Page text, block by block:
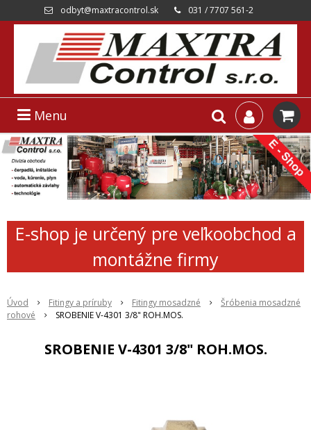
odbyt@maxtracontrol.sk 031 / 7707 561-2
Menu
E-shop je určený pre veľkoobchod a
montážne firmy
Úvod Fitingy a príruby Fitingy mosadzné
Šróbenia mosadzné
rohové
SROBENIE V-4301 3/8" ROH.MOS.
SROBENIE V-4301 3/8" ROH.MOS.